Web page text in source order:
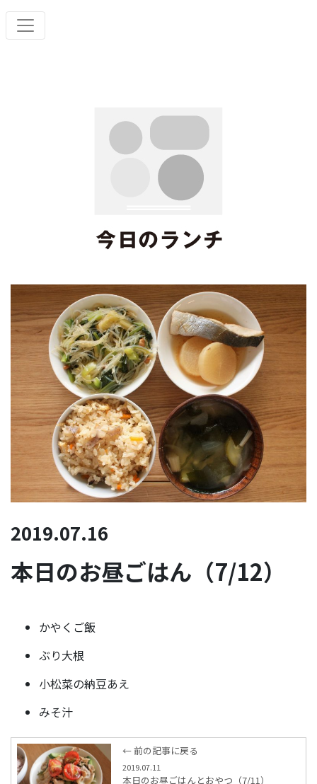
2019.07.16
本日のお昼ごはん（7/12）
かやくご飯
ぶり大根
小松菜の納豆あえ
みそ汁
← 前の記事に戻る
2019.07.11
本日のお昼ごはんとおやつ（7/11）